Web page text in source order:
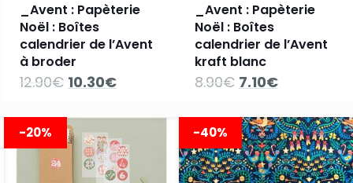
_Avent : Papèterie
Noël : Boîtes
calendrier de l’Avent
à broder
12.90€ Le
était :
12.90€.
10.30€Le
10.30€.
_Avent : Papèterie
Noël : Boîtes
calendrier de l’Avent
kraft blanc
8.90€ Le
était :
8.90€.
7.10€Le
est :
7.10€.
-20% -40%